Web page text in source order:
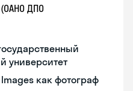
ДПО
университет
как фотограф